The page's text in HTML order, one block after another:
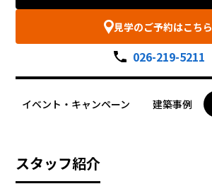
見学のご予約はこちら
026-219-5211
イベント・キャンペーン 建築事例
スタッフ紹介